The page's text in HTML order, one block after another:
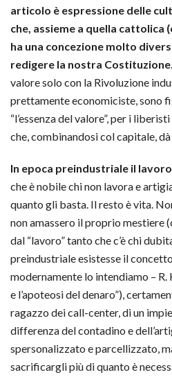
articolo è espressione delle
che, assieme a quella cattolica
ha una concezione molto
redigere la nostra Costituzione
valore solo con la Rivoluzione
prettamente economiciste, sono
“l’essenza del valore”, per i
che, combinandosi col capitale,
In epoca preindustriale il
che è nobile chi non lavora e
quanto gli basta. Il resto è vita.
non amassero il proprio mestiere
dal “lavoro” tanto che c’è chi
preindustriale esistesse il
modernamente lo intendiamo –
e l’apoteosi del denaro”),
ragazzo dei call-center, di un
differenza del contadino e
spersonalizzato e parcellizzato,
sacrificargli più di quanto è